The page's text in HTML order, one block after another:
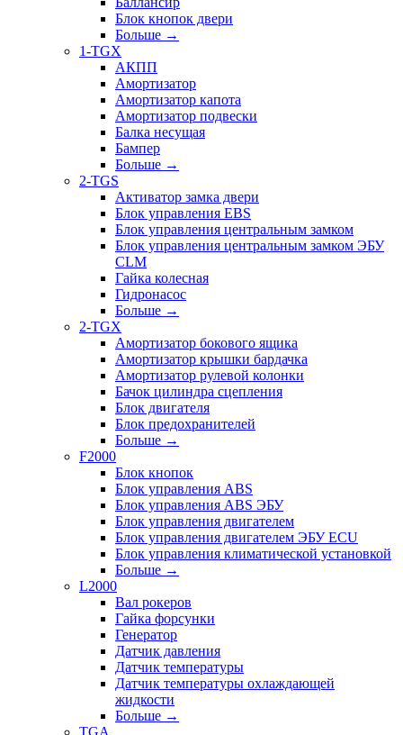
Блок кнопок двери
Больше →
1-TGX
АКПП
Амортизатор
Амортизатор капота
Амортизатор подвески
Балка несущая
Бампер
Больше →
2-TGS
Активатор замка двери
Блок управления EBS
Блок управления центральным замком
Блок управления центральным замком ЭБУ
CLM
Гайка колесная
Гидронасос
Больше →
2-TGX
Амортизатор бокового ящика
Амортизатор крышки бардачка
Амортизатор рулевой колонки
Бачок цилиндра сцепления
Блок двигателя
Блок предохранителей
Больше →
F2000
Блок кнопок
Блок управления ABS
Блок управления ABS ЭБУ
Блок управления двигателем
Блок управления двигателем ЭБУ ECU
Блок управления климатической установкой
Больше →
L2000
Вал рокеров
Гайка форсунки
Генератор
Датчик давления
Датчик температуры
Датчик температуры охлаждающей
жидкости
Больше →
TGA